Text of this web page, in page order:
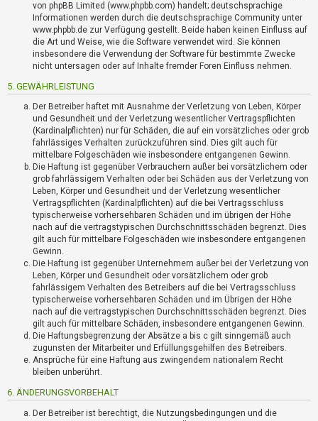
von phpBB Limited (www.phpbb.com) handelt; deutschsprachige
Informationen werden durch die deutschsprachige Community unter
www.phpbb.de zur Verfügung gestellt. Beide haben keinen Einfluss auf
die Art und Weise, wie die Software verwendet wird. Sie können
insbesondere die Verwendung der Software für bestimmte Zwecke
nicht untersagen oder auf Inhalte fremder Foren Einfluss nehmen.
5. GEWÄHRLEISTUNG
Der Betreiber haftet mit Ausnahme der Verletzung von Leben, Körper
und Gesundheit und der Verletzung wesentlicher Vertragspflichten
(Kardinalpflichten) nur für Schäden, die auf ein vorsätzliches oder grob
fahrlässiges Verhalten zurückzuführen sind. Dies gilt auch für
mittelbare Folgeschäden wie insbesondere entgangenen Gewinn.
Die Haftung ist gegenüber Verbrauchern außer bei vorsätzlichem oder
grob fahrlässigem Verhalten oder bei Schäden aus der Verletzung von
Leben, Körper und Gesundheit und der Verletzung wesentlicher
Vertragspflichten (Kardinalpflichten) auf die bei Vertragsschluss
typischerweise vorhersehbaren Schäden und im übrigen der Höhe
nach auf die vertragstypischen Durchschnittsschäden begrenzt. Dies
gilt auch für mittelbare Folgeschäden wie insbesondere entgangenen
Gewinn.
Die Haftung ist gegenüber Unternehmern außer bei der Verletzung von
Leben, Körper und Gesundheit oder vorsätzlichem oder grob
fahrlässigem Verhalten des Betreibers auf die bei Vertragsschluss
typischerweise vorhersehbaren Schäden und im Übrigen der Höhe
nach auf die vertragstypischen Durchschnittsschäden begrenzt. Dies
gilt auch für mittelbare Schäden, insbesondere entgangenen Gewinn.
Die Haftungsbegrenzung der Absätze a bis c gilt sinngemäß auch
zugunsten der Mitarbeiter und Erfüllungsgehilfen des Betreibers.
Ansprüche für eine Haftung aus zwingendem nationalem Recht
bleiben unberührt.
6. ÄNDERUNGSVORBEHALT
Der Betreiber ist berechtigt, die Nutzungsbedingungen und die